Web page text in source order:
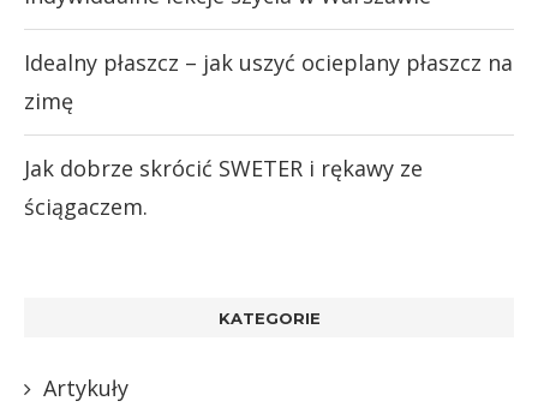
Idealny płaszcz – jak uszyć ocieplany płaszcz na
zimę
Jak dobrze skrócić SWETER i rękawy ze
ściągaczem.
KATEGORIE
Artykuły